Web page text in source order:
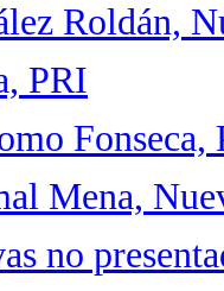
Roldán,
PRI
Mena,
no